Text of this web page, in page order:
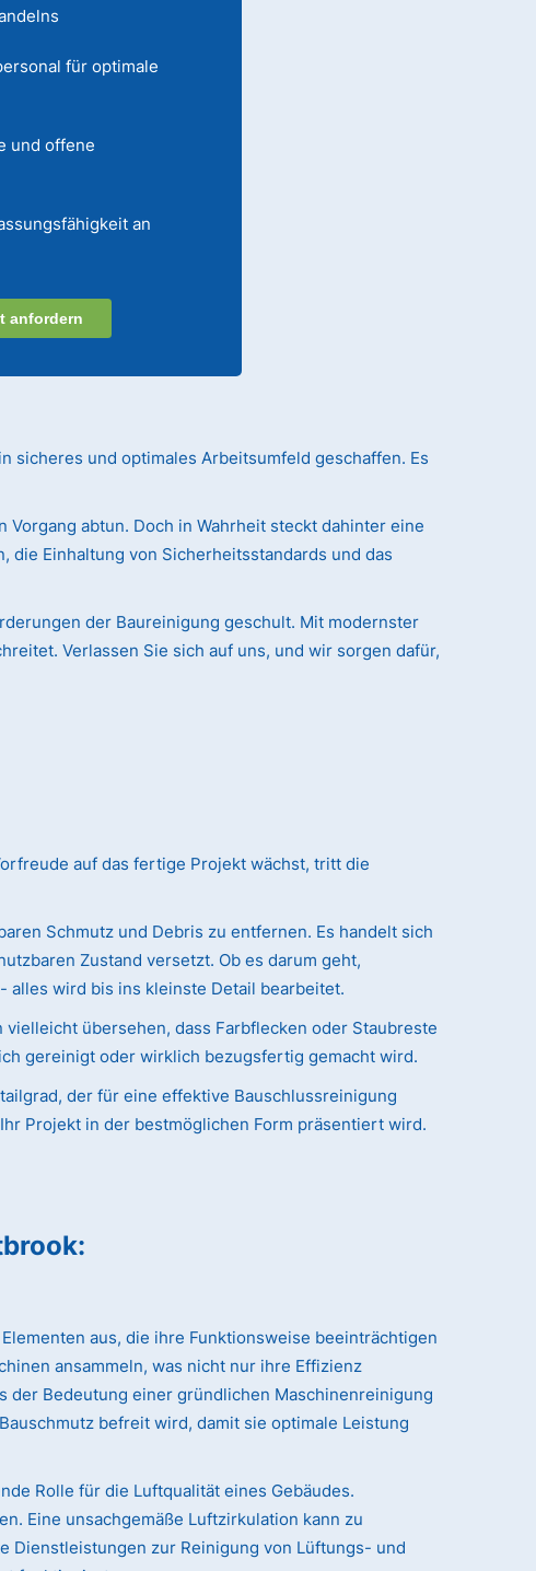
für optimale
und offene
an
anfordern
sicheres und optimales Arbeitsumfeld geschaffen. Es
abtun. Doch in Wahrheit steckt dahinter eine
Einhaltung von Sicherheitsstandards und das
der Baureinigung geschult. Mit modernster
Verlassen Sie sich auf uns, und wir sorgen dafür,
auf das fertige Projekt wächst, tritt die
Schmutz und Debris zu entfernen. Es handelt sich
Zustand versetzt. Ob es darum geht,
alles wird bis ins kleinste Detail bearbeitet.
übersehen, dass Farbflecken oder Staubreste
gereinigt oder wirklich bezugsfertig gemacht wird.
der für eine effektive Bauschlussreinigung
Projekt in der bestmöglichen Form präsentiert wird.
:
aus, die ihre Funktionsweise beeinträchtigen
ansammeln, was nicht nur ihre Effizienz
der Bedeutung einer gründlichen Maschinenreinigung
befreit wird, damit sie optimale Leistung
Rolle für die Luftqualität eines Gebäudes.
Eine unsachgemäße Luftzirkulation kann zu
Dienstleistungen zur Reinigung von Lüftungs- und